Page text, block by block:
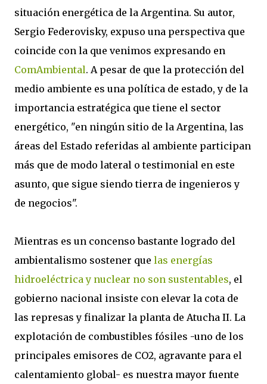
situación energética de la Argentina. Su autor,
Sergio Federovisky, expuso una perspectiva que
coincide con la que venimos expresando en
ComAmbiental. A pesar de que la protección del
medio ambiente es una política de estado, y de la
importancia estratégica que tiene el sector
energético, "en ningún sitio de la Argentina, las
áreas del Estado referidas al ambiente participan
más que de modo lateral o testimonial en este
asunto, que sigue siendo tierra de ingenieros y
de negocios".
Mientras es un concenso bastante logrado del
ambientalismo sostener que las energías
hidroeléctrica y nuclear no son sustentables, el
gobierno nacional insiste con elevar la cota de
las represas y finalizar la planta de Atucha II. La
explotación de combustibles fósiles -uno de los
principales emisores de CO2, agravante para el
calentamiento global- es nuestra mayor fuente